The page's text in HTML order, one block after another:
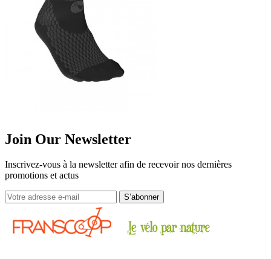
Join Our Newsletter
Inscrivez-vous à la newsletter afin de recevoir nos dernières
promotions et actus